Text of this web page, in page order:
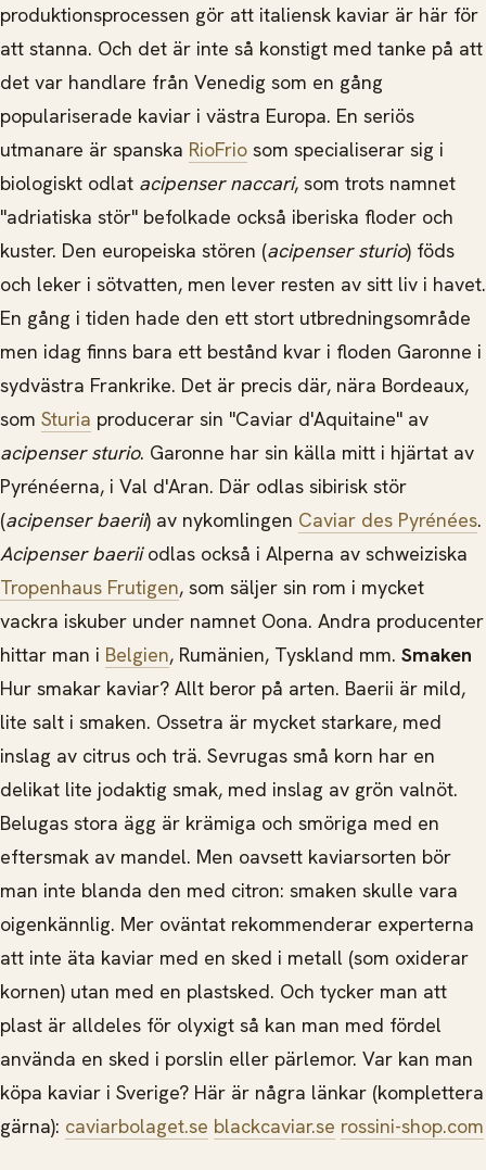
produktionsprocessen gör att italiensk kaviar är här för
att stanna. Och det är inte så konstigt med tanke på att
det var handlare från Venedig som en gång
populariserade kaviar i västra Europa. En seriös
utmanare är spanska RioFrio som specialiserar sig i
biologiskt odlat acipenser naccari, som trots namnet
"adriatiska stör" befolkade också iberiska floder och
kuster. Den europeiska stören (acipenser sturio) föds
och leker i sötvatten, men lever resten av sitt liv i havet.
En gång i tiden hade den ett stort utbredningsområde
men idag finns bara ett bestånd kvar i floden Garonne i
sydvästra Frankrike. Det är precis där, nära Bordeaux,
som Sturia producerar sin "Caviar d'Aquitaine" av
acipenser sturio. Garonne har sin källa mitt i hjärtat av
Pyrénéerna, i Val d'Aran. Där odlas sibirisk stör
(acipenser baerii) av nykomlingen Caviar des Pyrénées.
Acipenser baeriiodlas också i Alperna av schweiziska
Tropenhaus Frutigen, som säljer sin rom i mycket
vackra iskuber under namnet Oona. Andra producenter
hittar man i Belgien, Rumänien, Tyskland mm. Smaken
Hur smakar kaviar? Allt beror på arten. Baerii är mild,
lite salt i smaken. Ossetra är mycket starkare, med
inslag av citrus och trä. Sevrugas små korn har en
delikat lite jodaktig smak, med inslag av grön valnöt.
Belugas stora ägg är krämiga och smöriga med en
eftersmak av mandel. Men oavsett kaviarsorten bör
man inte blanda den med citron: smaken skulle vara
oigenkännlig. Mer oväntat rekommenderar experterna
att inte äta kaviar med en sked i metall (som oxiderar
kornen) utan med en plastsked. Och tycker man att
plast är alldeles för olyxigt så kan man med fördel
använda en sked i porslin eller pärlemor. Var kan man
köpa kaviar i Sverige? Här är några länkar (komplettera
gärna): caviarbolaget.se blackcaviar.se rossini-shop.com